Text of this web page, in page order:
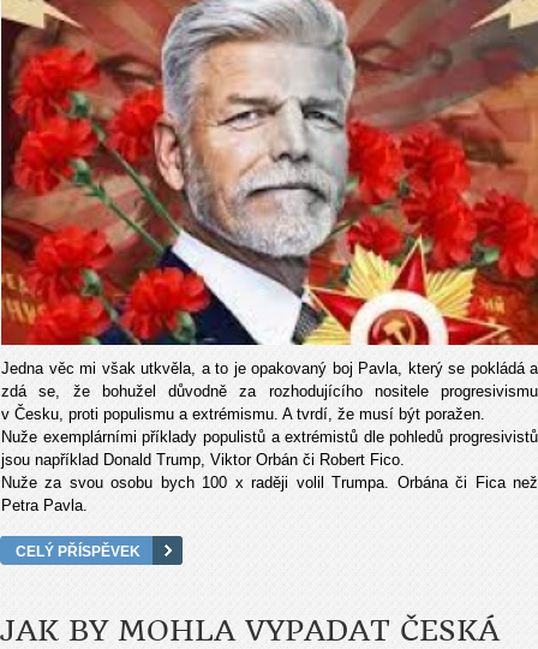
Jedna věc mi však utkvěla, a to je opakovaný boj Pavla, který se pokládá a
zdá se, že bohužel důvodně za rozhodujícího nositele progresivismu
v Česku, proti populismu a extrémismu. A tvrdí, že musí být poražen.
Nuže exemplárními příklady populistů a extrémistů dle pohledů progresivistů
jsou například Donald Trump, Viktor Orbán či Robert Fico.
Nuže za svou osobu bych 100 x raději volil Trumpa. Orbána či Fica než
Petra Pavla.
CELÝ PŘÍSPĚVEK
JAK BY MOHLA VYPADAT ČESKÁ